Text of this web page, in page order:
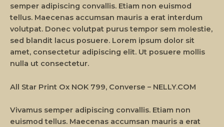
semper adipiscing convallis. Etiam non euismod
tellus. Maecenas accumsan mauris a erat interdum
volutpat. Donec volutpat purus tempor sem molestie,
sed blandit lacus posuere. Lorem ipsum dolor sit
amet, consectetur adipiscing elit. Ut posuere mollis
nulla ut consectetur.
All Star Print Ox NOK 799, Converse – NELLY.COM
Vivamus semper adipiscing convallis. Etiam non
euismod tellus. Maecenas accumsan mauris a erat